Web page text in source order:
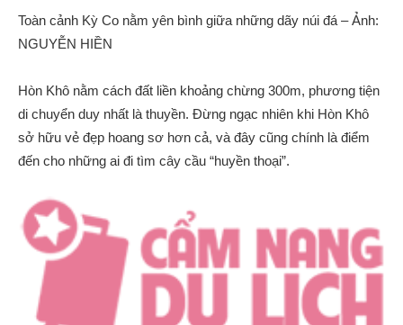
Toàn cảnh Kỳ Co nằm yên bình giữa những dãy núi đá – Ảnh:
NGUYỄN HIỀN
Hòn Khô nằm cách đất liền khoảng chừng 300m, phương tiện
di chuyển duy nhất là thuyền. Đừng ngạc nhiên khi Hòn Khô
sở hữu vẻ đẹp hoang sơ hơn cả, và đây cũng chính là điểm
đến cho những ai đi tìm cây cầu “huyền thoại”.